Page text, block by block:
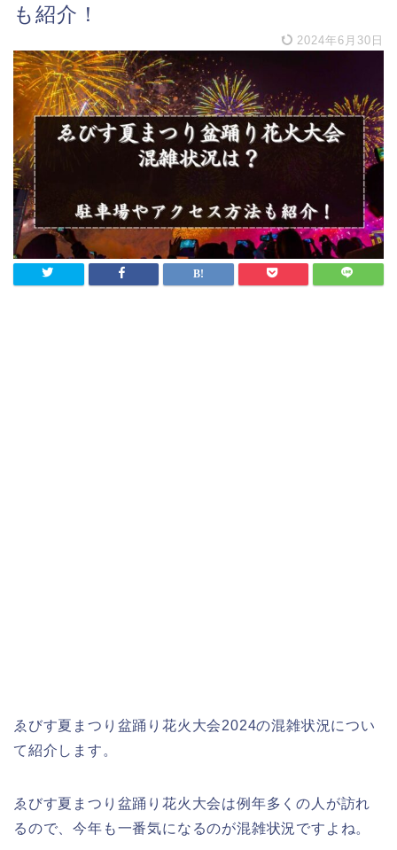
も紹介！
2024年6月30日
ゑびす夏まつり盆踊り花火大会2024の混雑状況につい
て紹介します。
ゑびす夏まつり盆踊り花火大会は例年多くの人が訪れ
るので、今年も一番気になるのが混雑状況ですよね。